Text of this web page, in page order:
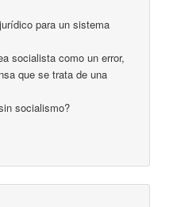
para un sistema
socialista como un error,
que se trata de una
socialismo?